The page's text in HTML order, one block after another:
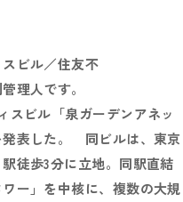
スビル／住友不
理人です。
スビル「泉ガーデンアネッ
発表した。 同ビルは、東京
徒歩3分に立地。同駅直結
ー」を中核に、複数の大規